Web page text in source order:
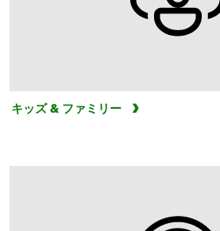
キッズ & ファミリー